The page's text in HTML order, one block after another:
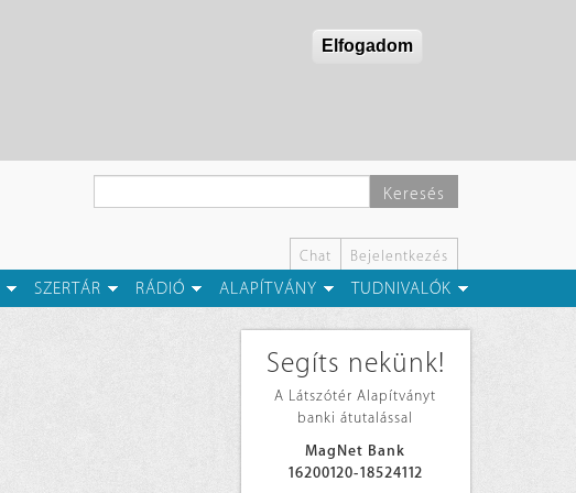
Elfogadom
Keresés
Chat Bejelentkezés
SZERTÁR RÁDIÓ ALAPÍTVÁNY TUDNIVALÓK
Segíts nekünk!
A Látszótér Alapítványt
banki átutalással
MagNet Bank
16200120-18524112